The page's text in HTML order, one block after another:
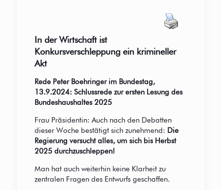
In der Wirtschaft ist
Konkursverschleppung ein krimineller
Akt
Rede Peter Boehringer im Bundestag,
13.9.2024: Schlussrede zur ersten Lesung des
Bundeshaushaltes 2025
Frau Präsidentin: Auch nach den Debatten
dieser Woche bestätigt sich zunehmend: Die
Regierung versucht alles, um sich bis Herbst
2025 durchzuschleppen!
Man hat auch weiterhin keine Klarheit zu
zentralen Fragen des Entwurfs geschaffen.